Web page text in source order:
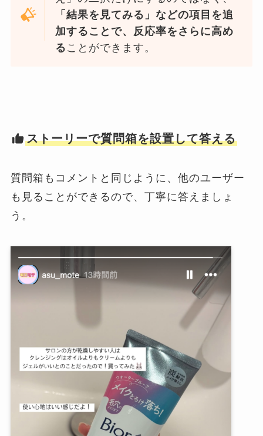
「結果を見てみる」などの項目を追
加することで、反応率をさらに高め
る ことができます。
ストーリーで質問箱を設置して答える
質問箱もコメントと同じように、他のユーザー
も見ることができるので、丁寧に答えましょ
う。